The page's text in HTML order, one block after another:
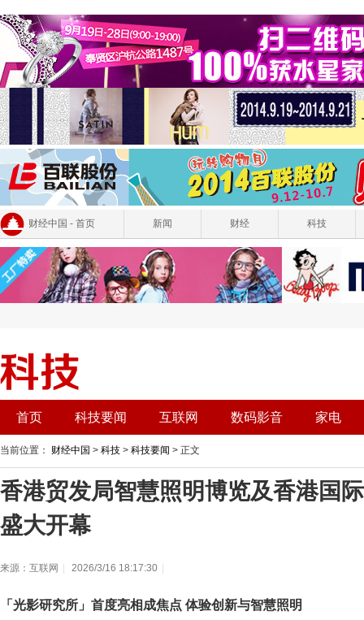
财经中国 - 首页 新闻 财经 科技
首页 科技要闻 互联网 数码影音 家电
当前位置： 财经中国 > 科技 > 科技要闻 > 正文
香港贸发局智慧照明博览及香港国
盛大开幕
来源：互联网 2026/3/16 18:17:30
「光影研究所」首度亮相成焦点 体验创新与智慧照明